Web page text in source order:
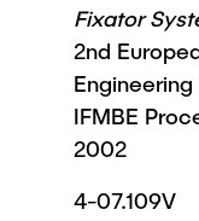
Fixator
2nd
IFMBE
2002
4-07.109V